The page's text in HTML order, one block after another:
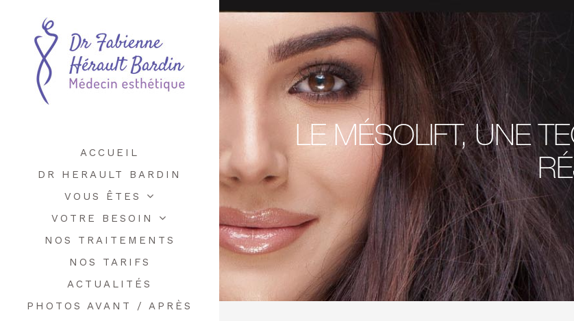
ACCUEIL
DR HERAULT BARDIN
VOUS ÊTES
VOTRE BESOIN
NOS TRAITEMENTS
NOS TARIFS
ACTUALITÉS
PHOTOS AVANT / APRÈS
LE MÉSOLIFT, UNE